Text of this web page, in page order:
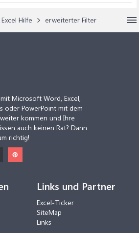
Hilfe erweiterter Filter
Microsoft Word, Excel,
oder PowerPoint mit dem
kommen und Ihre
auch keinen Rat? Dann
richtig!
Links und Partner
Excel-Ticker
SiteMap
Links